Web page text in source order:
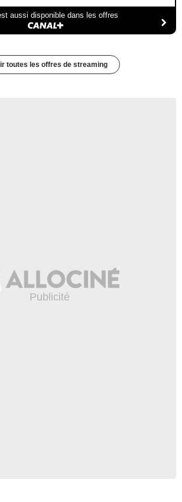
aussi disponible dans les offres
toutes les offres de streaming